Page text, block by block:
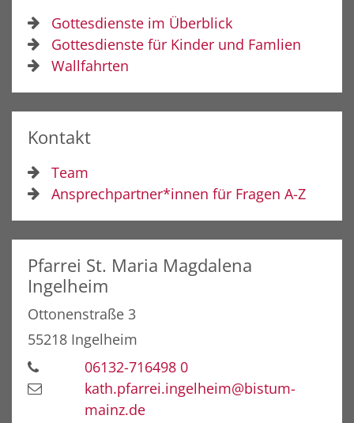
Gottesdienste im Überblick
Gottesdienste für Kinder und Famlien
Wallfahrten
Kontakt
Team
Ansprechpartner*innen für Fragen A-Z
Pfarrei St. Maria Magdalena
Ingelheim
Ottonenstraße 3
55218 Ingelheim
06132-716498 0
kath.pfarrei.ingelheim@bistum-
mainz.de